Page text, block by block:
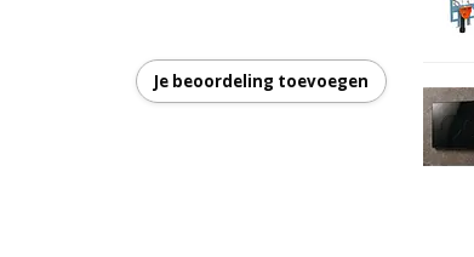
Je beoordeling toevoegen